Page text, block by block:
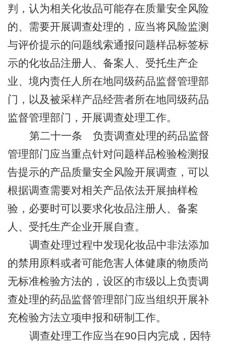
判，认为相关化妆品可能存在质量安全风险
的、需要开展调查处理的，应当将风险监测
与评价提示的问题线索通报问题样品标签标
示的化妆品注册人、备案人、受托生产企
业、境内责任人所在地同级药品监督管理部
门，以及被采样产品经营者所在地同级药品
监督管理部门，开展调查处理工作。
第二十一条 负责调查处理的药品监督
管理部门应当重点针对问题样品检验检测报
告提示的产品质量安全风险开展调查，可以
根据调查需要对相关产品依法开展抽样检
验，必要时可以要求化妆品注册人、备案
人、受托生产企业开展自查。
调查处理过程中发现化妆品中非法添加
的禁用原料或者可能危害人体健康的物质尚
无标准检验方法的， 设区的市级以上负责调
查处理的药品监督管理部门应当组织开展补
充检验方法立项申报和研制工作。
调查处理工作应当在90 日内完成，因特